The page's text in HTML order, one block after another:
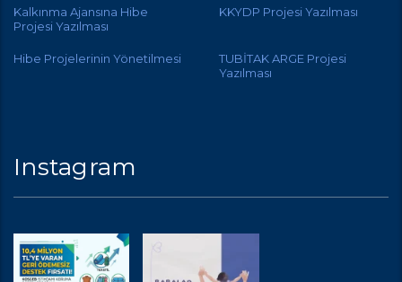
Kalkınma Ajansına Hibe
Projesi Yazılması
KKYDP Projesi Yazılması
Hibe Projelerinin Yönetilmesi
TUBİTAK ARGE Projesi
Yazılması
Instagram